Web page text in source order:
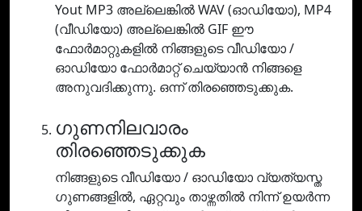
Yout MP3 അല്ലെങ്കിൽ WAV (ഓഡിയോ), MP4
(വീഡിയോ) അല്ലെങ്കിൽ GIF ഈ
ഫോർമാറ്റുകളിൽ നിങ്ങളുടെ വീഡിയോ /
ഓഡിയോ ഫോർമാറ്റ് ചെയ്യാൻ നിങ്ങളെ
അനുവദിക്കുന്നു. ഒന്ന് തിരഞ്ഞെടുക്കുക.
ഗുണനിലവാരം
തിരഞ്ഞെടുക്കുക
നിങ്ങളുടെ വീഡിയോ / ഓഡിയോ വ്യത്യസ്ത
ഗുണങ്ങളിൽ, ഏറ്റവും താഴ്ന്നതിൽ നിന്ന് ഉയർന്ന